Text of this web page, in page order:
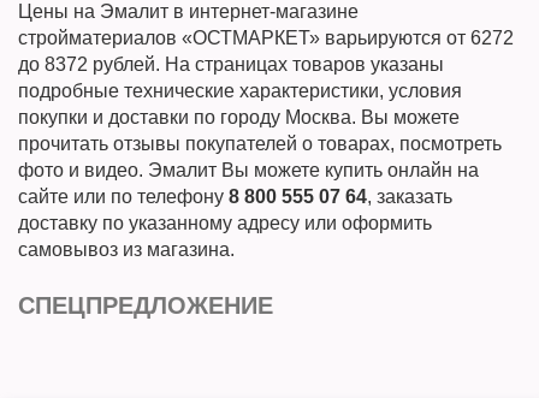
Цены на Эмалит в интернет-магазине
стройматериалов «ОСТМАРКЕТ» варьируются от 6272
до 8372 рублей. На страницах товаров указаны
подробные технические характеристики, условия
покупки и доставки по городу Москва. Вы можете
прочитать отзывы покупателей о товарах, посмотреть
фото и видео. Эмалит Вы можете купить онлайн на
сайте или по телефону 8 800 555 07 64, заказать
доставку по указанному адресу или оформить
самовывоз из магазина.
СПЕЦПРЕДЛОЖЕНИЕ